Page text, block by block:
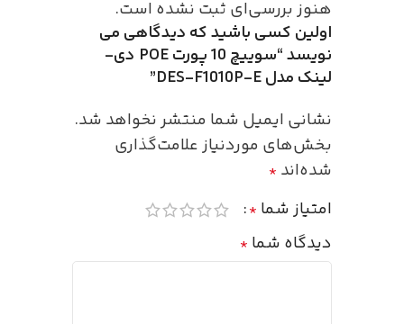
هنوز بررسی‌ای ثبت نشده است.
اولین کسی باشید که دیدگاهی می
نویسد “سوییچ 10 پورت POE دی-
لینک مدل DES-F1010P-E”
نشانی ایمیل شما منتشر نخواهد شد.
بخش‌های موردنیاز علامت‌گذاری
شده‌اند *
امتیاز شما *
دیدگاه شما *